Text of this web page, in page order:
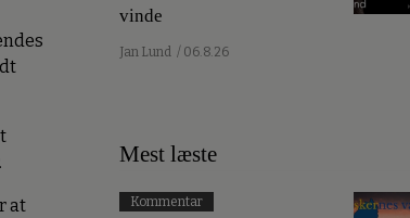
at
vinde
Jan Lund / 06.8.26
Mest læste
Kommentar